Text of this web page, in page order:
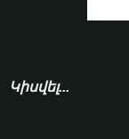
Կիսվել...